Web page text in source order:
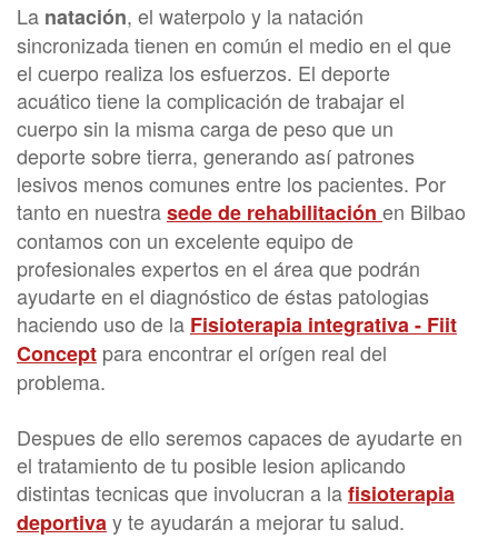
La natación, el waterpolo y la natación
sincronizada tienen en común el medio en el que
el cuerpo realiza los esfuerzos. El deporte
acuático tiene la complicación de trabajar el
cuerpo sin la misma carga de peso que un
deporte sobre tierra, generando así patrones
lesivos menos comunes entre los pacientes. Por
tanto en nuestrasede de rehabilitación en Bilbao
contamos con un excelente equipo de
profesionales expertos en el área que podrán
ayudarte en el diagnóstico de éstas patologias
haciendo uso de la Fisioterapia integrativa - Fiit
Concept para encontrar el orígen real del
problema.
Despues de ello seremos capaces de ayudarte en
el tratamiento de tu posible lesion aplicando
distintas tecnicas que involucran a lafisioterapia
deportivay te ayudarán a mejorar tu salud.